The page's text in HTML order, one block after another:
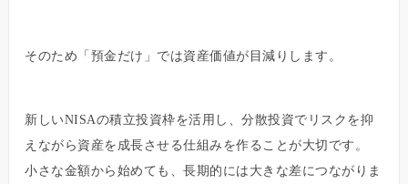
そのため「預金だけ」では資産価値が目減りします。
新しいNISAの積立投資枠を活用し、分散投資でリスクを抑
えながら資産を成長させる仕組みを作ることが大切です。
小さな金額から始めても、長期的には大きな差につながりま